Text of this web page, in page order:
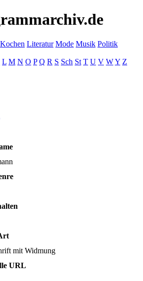
Kochen Literatur Mode Musik Politik
L M N O P Q R S Sch St T U V WY Z
mit Widmung
URL